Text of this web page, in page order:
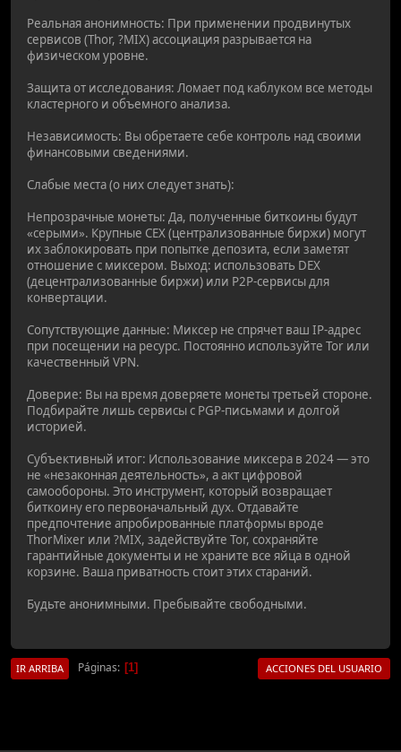
Реальная анонимность: При применении продвинутых
сервисов (Thor, ?MIX) ассоциация разрывается на
физическом уровне.
Защита от исследования: Ломает под каблуком все методы
кластерного и объемного анализа.
Независимость: Вы обретаете себе контроль над своими
финансовыми сведениями.
Слабые места (о них следует знать):
Непрозрачные монеты: Да, полученные биткоины будут
«серыми». Крупные CEX (централизованные биржи) могут
их заблокировать при попытке депозита, если заметят
отношение с миксером. Выход: использовать DEX
(децентрализованные биржи) или P2P-сервисы для
конвертации.
Сопутствующие данные: Миксер не спрячет ваш IP-адрес
при посещении на ресурс. Постоянно используйте Tor или
качественный VPN.
Доверие: Вы на время доверяете монеты третьей стороне.
Подбирайте лишь сервисы с PGP-письмами и долгой
историей.
Субъективный итог: Использование миксера в 2024 — это
не «незаконная деятельность», а акт цифровой
самообороны. Это инструмент, который возвращает
биткоину его первоначальный дух. Отдавайте
предпочтение апробированные платформы вроде
ThorMixer или ?MIX, задействуйте Tor, сохраняйте
гарантийные документы и не храните все яйца в одной
корзине. Ваша приватность стоит этих стараний.
Будьте анонимными. Пребывайте свободными.
IR ARRIBA Páginas 1 ACCIONES DEL USUARIO